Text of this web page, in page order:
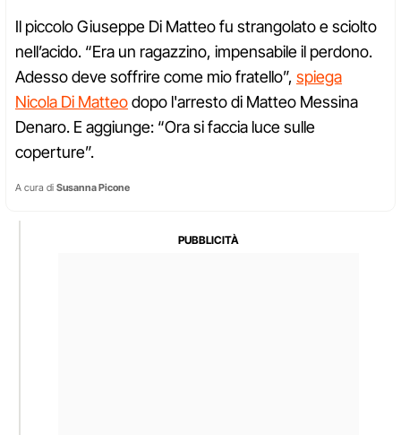
Il piccolo Giuseppe Di Matteo fu strangolato e sciolto
nell’acido. “Era un ragazzino, impensabile il perdono.
Adesso deve soffrire come mio fratello”, spiega
Nicola Di Matteodopo l'arresto di Matteo Messina
Denaro. E aggiunge: “Ora si faccia luce sulle
coperture”.
A cura di Susanna Picone